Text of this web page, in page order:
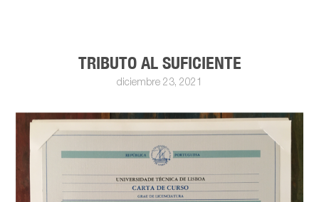
TRIBUTO AL SUFICIENTE
diciembre 23, 2021